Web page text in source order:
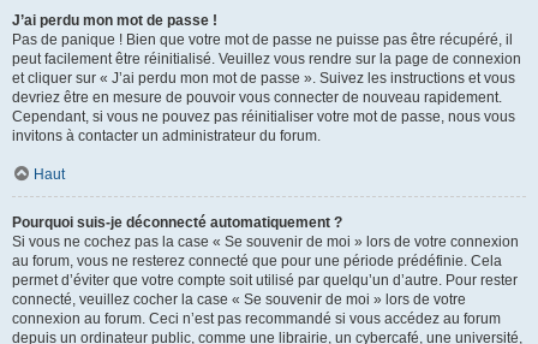
J’ai perdu mon mot de passe !
Pas de panique ! Bien que votre mot de passe ne puisse pas être récupéré, il
peut facilement être réinitialisé. Veuillez vous rendre sur la page de connexion
et cliquer sur « J’ai perdu mon mot de passe ». Suivez les instructions et vous
devriez être en mesure de pouvoir vous connecter de nouveau rapidement.
Cependant, si vous ne pouvez pas réinitialiser votre mot de passe, nous vous
invitons à contacter un administrateur du forum.
Haut
Pourquoi suis-je déconnecté automatiquement ?
Si vous ne cochez pas la case « Se souvenir de moi » lors de votre connexion
au forum, vous ne resterez connecté que pour une période prédéfinie. Cela
permet d’éviter que votre compte soit utilisé par quelqu’un d’autre. Pour rester
connecté, veuillez cocher la case « Se souvenir de moi » lors de votre
connexion au forum. Ceci n’est pas recommandé si vous accédez au forum
depuis un ordinateur public, comme une librairie, un cybercafé, une université,